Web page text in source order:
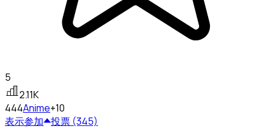
5
2.11K
444Anime+10
表示参加 投票 (345)